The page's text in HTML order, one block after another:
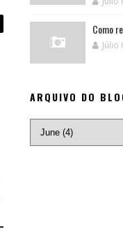
Como
Júlio
ARQUIVO DO